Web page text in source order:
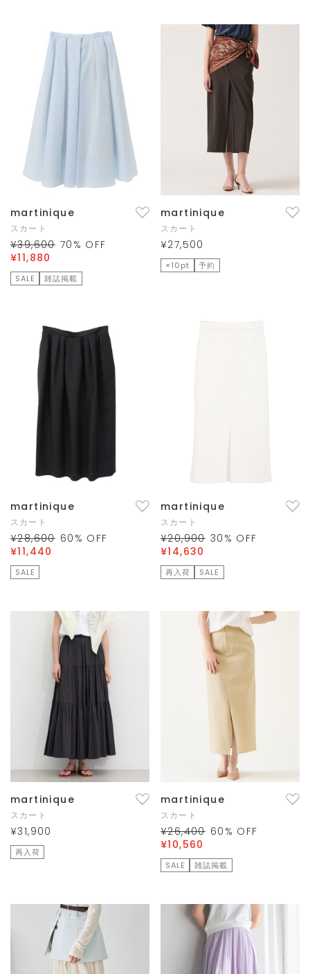
martinique
スカート
¥39,600 70 % OFF
¥11,880
SALE 雑誌掲載
martinique
スカート
¥27,500
×10pt 予約
martinique
スカート
¥28,600 60 % OFF
¥11,440
SALE
martinique
スカート
¥20,900 30 % OFF
¥14,630
再入荷 SALE
martinique
スカート
¥31,900
再入荷
martinique
スカート
¥26,400 60 % OFF
¥10,560
SALE 雑誌掲載